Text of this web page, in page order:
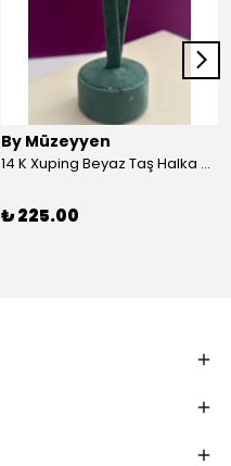
By Müzeyyen
14 K Xuping Beyaz Taş Halka Küpe
₺ 225.00